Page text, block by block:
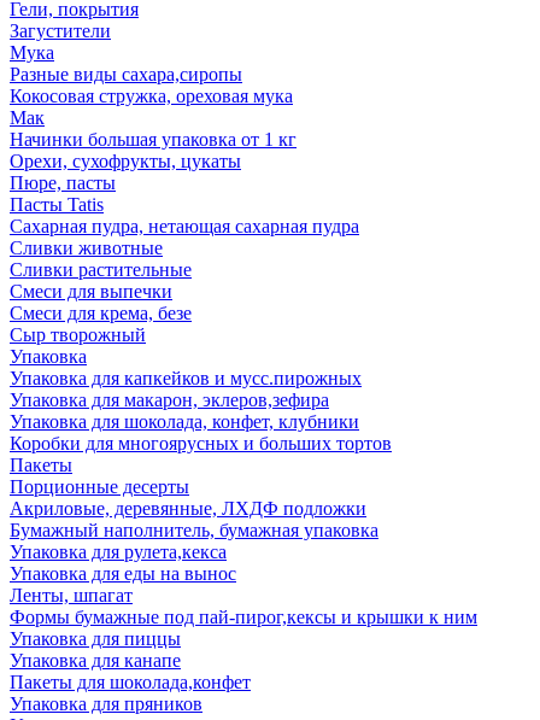
Гели, покрытия
Загустители
Мука
Разные виды сахара,сиропы
Кокосовая стружка, ореховая мука
Мак
Начинки большая упаковка от 1 кг
Орехи, сухофрукты, цукаты
Пюре, пасты
Пасты Tatis
Сахарная пудра, нетающая сахарная пудра
Сливки животные
Сливки растительные
Смеси для выпечки
Смеси для крема, безе
Сыр творожный
Упаковка
Упаковка для капкейков и мусс.пирожных
Упаковка для макарон, эклеров,зефира
Упаковка для шоколада, конфет, клубники
Коробки для многоярусных и больших тортов
Пакеты
Порционные десерты
Акриловые, деревянные, ЛХДФ подложки
Бумажный наполнитель, бумажная упаковка
Упаковка для рулета,кекса
Упаковка для еды на вынос
Ленты, шпагат
Формы бумажные под пай-пирог,кексы и крышки к ним
Упаковка для пиццы
Упаковка для канапе
Пакеты для шоколада,конфет
Упаковка для пряников